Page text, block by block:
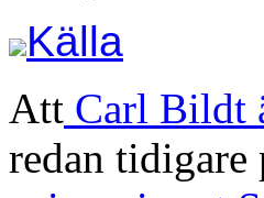
Källa
Att Carl Bildt
redan tidigare